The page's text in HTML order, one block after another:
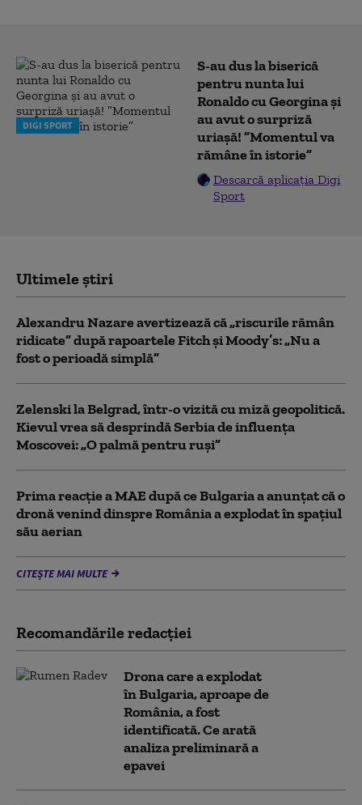
DIGI SPORT
S-au dus la biserică
pentru nunta lui
Ronaldo cu Georgina și
au avut o surpriză
uriașă! ”Momentul va
rămâne în istorie”
Descarcă aplicația Digi
Sport
Ultimele știri
Alexandru Nazare avertizează că „riscurile rămân
ridicate” după rapoartele Fitch și Moody’s: „Nu a
fost o perioadă simplă”
Zelenski la Belgrad, într-o vizită cu miză geopolitică.
Kievul vrea să desprindă Serbia de influența
Moscovei: „O palmă pentru ruși”
Prima reacție a MAE după ce Bulgaria a anunţat că o
dronă venind dinspre România a explodat în spaţiul
său aerian
CITEȘTE MAI MULTE
Recomandările redacţiei
Drona care a explodat
în Bulgaria, aproape de
România, a fost
identificată. Ce arată
analiza preliminară a
epavei